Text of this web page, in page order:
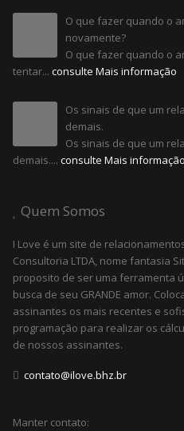
O que fazer quando o
novamente?
O que fazer quando o
tentar... consulte Mais informação
Os sinais de que um
demais.
Os sinais de que um
demais.... consulte Mais informação
Quem Somos
I Love é um site de
Consultoria LTDA, nome fantasia
proposito de ser uma ferramenta
busca de seu GRANDE amor.
assinantes os mais recentes e
programação para realizar os
de nossos assinantes.
contato@ilove.bhz.br
Manter contato: